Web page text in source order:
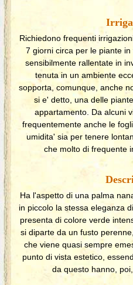
Richiedono frequenti
7 giorni circa per le piante
sensibilmente rallentate in
tenuta in un ambiente
sopporta, comunque, anche
si e' detto, una delle
appartamento. Da alcuni
frequentemente anche le
umidita' sia per tenere
che molto di frequente
Ha l'aspetto di una palma
in piccolo la stessa eleganza
presenta di colore verde
si diparte da un fusto
che viene quasi sempre
punto di vista estetico,
da questo hanno,